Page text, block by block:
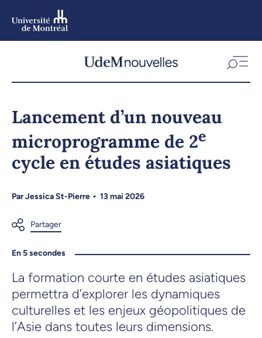
Lancement d’un nouveau
microprogramme de 2e
cycle en études asiatiques
ParJessica St-Pierre 13 mai 2026
En 5 secondes
La formation courte en études asiatiques
permettra d’explorer les dynamiques
culturelles et les enjeux géopolitiques de
l’Asie dans toutes leurs dimensions.